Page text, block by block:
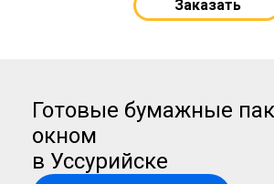
Заказать
Готовые бумажные
окном
в Уссурийске